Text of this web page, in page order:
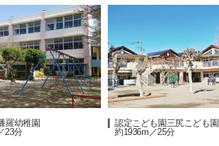
羅幼稚園
23分
認定こども園三尻こども園
約1936m／25分